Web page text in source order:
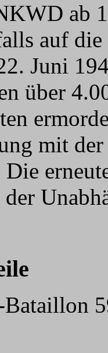
ab
auf
Juni
über
mit
Die
Bataillon